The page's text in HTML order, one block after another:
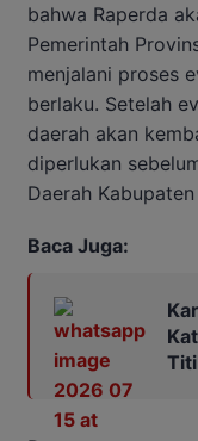
bahwa Raperda
Pemerintah
menjalani proses
berlaku. Setelah
daerah akan
diperlukan
Daerah
Baca Juga: